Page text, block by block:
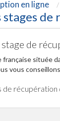
en ligne
stages
stage de
française située
vous
de